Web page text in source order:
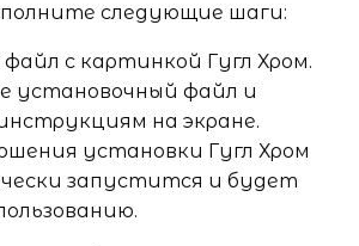
следующие шаги:
с картинкой Гугл Хром.
установочный файл и
на экране.
установки Гугл Хром
запустится и будет